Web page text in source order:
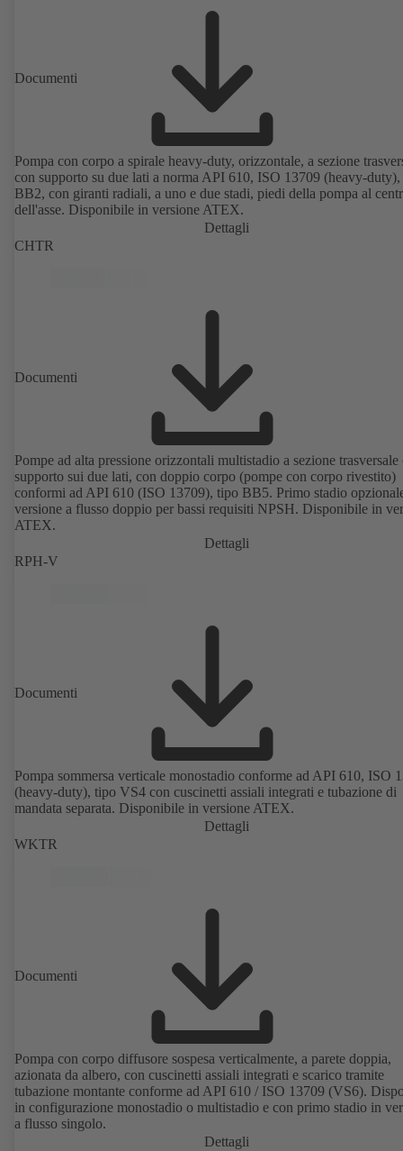
Documenti
Pompa con corpo a spirale heavy-duty, orizzontale, a sezione
con supporto su due lati a norma API 610, ISO 13709 (heavy-
BB2, con giranti radiali, a uno e due stadi, piedi della pompa al
dell'asse. Disponibile in versione ATEX.
Dettagli
CHTR
Documenti
Pompe ad alta pressione orizzontali multistadio a sezione trasversale
supporto sui due lati, con doppio corpo (pompe con corpo rivestito)
conformi ad API 610 (ISO 13709), tipo BB5. Primo stadio
versione a flusso doppio per bassi requisiti NPSH. Disponibile in
ATEX.
Dettagli
RPH-V
Documenti
Pompa sommersa verticale monostadio conforme ad API 610, ISO
(heavy-duty), tipo VS4 con cuscinetti assiali integrati e tubazione di
mandata separata. Disponibile in versione ATEX.
Dettagli
WKTR
Documenti
Pompa con corpo diffusore sospesa verticalmente, a parete doppia,
azionata da albero, con cuscinetti assiali integrati e scarico tramite
tubazione montante conforme ad API 610 / ISO 13709 (VS6).
in configurazione monostadio o multistadio e con primo stadio in
a flusso singolo.
Dettagli